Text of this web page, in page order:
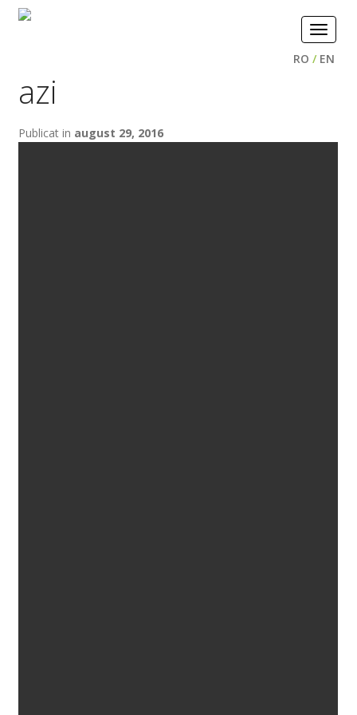
Toggle
RO / EN
azi
Publicat in august 29, 2016